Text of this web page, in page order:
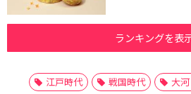
ランキングを表
江戸時代 戦国時代 大